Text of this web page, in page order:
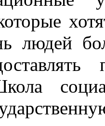
людей